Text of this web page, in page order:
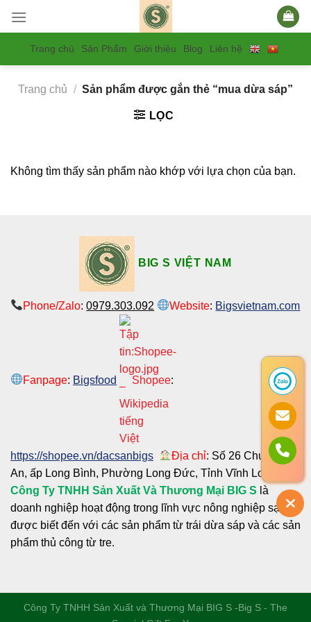
contentTrang chủ Sản Phẩm Giới thiệu Blog Liên hệ
Trang chủ / Sản phẩm được gắn thẻ “mua dừa sáp”
LỌC
Không tìm thấy sản phẩm nào khớp với lựa chọn của bạn.
BIG S VIỆT NAM
Phone/Zalo:0979.303.092 Website: Bigsvietnam.com
Fanpage: Bigsfood Shopee:
https://shopee.vn/dacsanbigs Địa chỉ: Số 26 Chu Văn
An, ấp Long Bình, Phường Long Đức, Tỉnh Vĩnh Long
Công Ty TNHH Sản Xuất Và Thương Mại BIG S là
doanh nghiệp hoạt động trong lĩnh vực nông nghiệp sạch
được biết đến với các sản phẩm từ trái dừa sáp và các sản
phẩm thủ công từ tre.
Công Ty TNHH Sản Xuất và Thương Mại BIG S -Big S - The